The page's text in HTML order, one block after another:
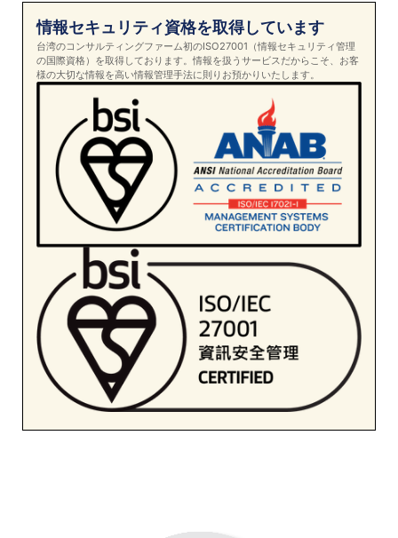
情報セキュリティ資格を取得しています
台湾のコンサルティングファーム初のISO27001（情報セキュリティ管理
の国際資格）を取得しております。情報を扱うサービスだからこそ、お客
様の大切な情報を高い情報管理手法に則りお預かりいたします。